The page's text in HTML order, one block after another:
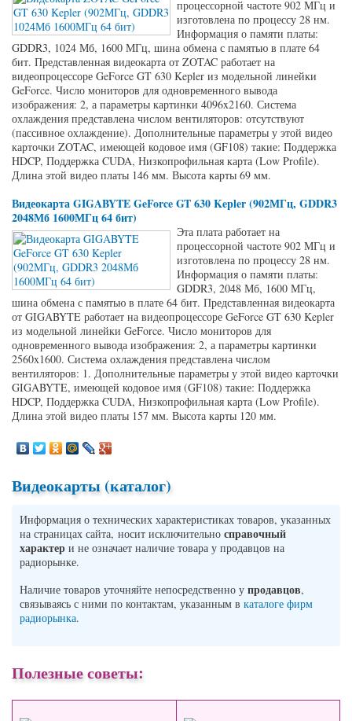
процессорной частоте 902 МГц и
изготовлена по процессу 28 нм.
Информация о памяти платы:
GDDR3, 1024 Мб, 1600 МГц, шина обмена с памятью в плате 64
бит. Представленная видеокарта от ZOTAC работает на
видеопроцессоре GeForce GT 630 Kepler из модельной линейки
GeForce. Число мониторов для одновременного вывода
изображения: 2, а параметры картинки 4096x2160. Система
охлаждения представлена числом вентиляторов: отсутствуют
(пассивное охлаждение). Дополнительные параметры у этой видео
карточки ZOTAC, имеющей кодовое имя (GF108) такие: Поддержка
HDCP, Поддержка CUDA, Низкопрофильная карта (Low Profile).
Длина этой видео платы 146 мм. Высота карты 69 мм.
Видеокарта GIGABYTE GeForce GT 630 Kepler (902МГц, GDDR3
2048Мб 1600МГц 64 бит)
Эта плата работает на
процессорной частоте 902 МГц и
изготовлена по процессу 28 нм.
Информация о памяти платы:
GDDR3, 2048 Мб, 1600 МГц,
шина обмена с памятью в плате 64 бит. Представленная видеокарта
от GIGABYTE работает на видеопроцессоре GeForce GT 630 Kepler
из модельной линейки GeForce. Число мониторов для
одновременного вывода изображения: 2, а параметры картинки
2560x1600. Система охлаждения представлена числом
вентиляторов: 1. Дополнительные параметры у этой видео карточки
GIGABYTE, имеющей кодовое имя (GF108) такие: Поддержка
HDCP, Поддержка CUDA, Низкопрофильная карта (Low Profile).
Длина этой видео платы 157 мм. Высота карты 120 мм.
Видеокарты (каталог)
Информация о технических характеристиках товаров, указанных
на страницах сайта, носит исключительно справочный
характер и не означает наличие товара у продавцов на
радиорынке.
Наличие товаров уточняйте непосредственно у продавцов,
связываясь с ними по контактам, указанным в каталоге фирм
радиорынка.
Полезные советы: